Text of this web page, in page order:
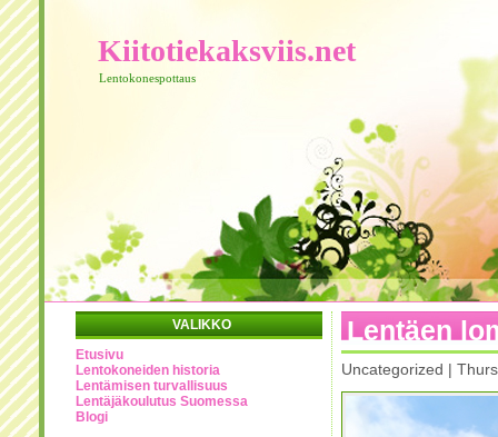
Kiitotiekaksviis.net
Lentokonespottaus
VALIKKO
Etusivu
Lentokoneiden historia
Lentämisen turvallisuus
Lentäjäkoulutus Suomessa
Blogi
Lentäen
Uncategorized |